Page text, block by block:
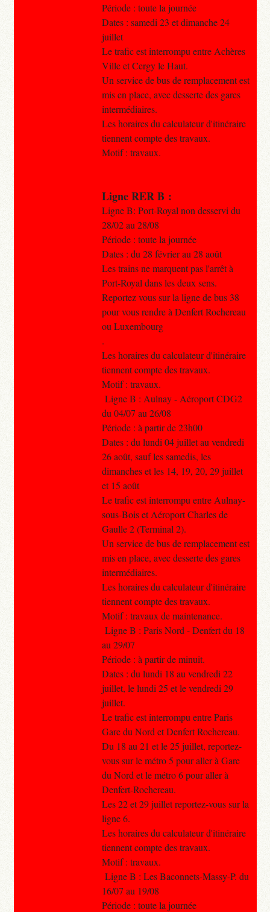
Période : toute la journée
Dates : samedi 23 et dimanche 24
juillet
Le trafic est interrompu entre Achères
Ville et Cergy le Haut.
Un service de bus de remplacement est
mis en place, avec desserte des gares
intermédiaires.
Les horaires du calculateur d'itinéraire
tiennent compte des travaux.
Motif : travaux.
Ligne RER B :
Ligne B: Port-Royal non desservi du
28/02 au 28/08
Période : toute la journée
Dates : du 28 février au 28 août
Les trains ne marquent pas l'arrêt à
Port-Royal dans les deux sens.
Reportez vous sur la ligne de bus 38
pour vous rendre à Denfert Rochereau
ou Luxembourg
.
Les horaires du calculateur d'itinéraire
tiennent compte des travaux.
Motif : travaux.
Ligne B : Aulnay - Aéroport CDG2
du 04/07 au 26/08
Période : à partir de 23h00
Dates : du lundi 04 juillet au vendredi
26 août, sauf les samedis, les
dimanches et les 14, 19, 20, 29 juillet
et 15 août
Le trafic est interrompu entre Aulnay-
sous-Bois et Aéroport Charles de
Gaulle 2 (Terminal 2).
Un service de bus de remplacement est
mis en place, avec desserte des gares
intermédiaires.
Les horaires du calculateur d'itinéraire
tiennent compte des travaux.
Motif : travaux de maintenance.
Ligne B : Paris Nord - Denfert du 18
au 29/07
Période : à partir de minuit.
Dates : du lundi 18 au vendredi 22
juillet, le lundi 25 et le vendredi 29
juillet.
Le trafic est interrompu entre Paris
Gare du Nord et Denfert Rochereau.
Du 18 au 21 et le 25 juillet, reportez-
vous sur le métro 5 pour aller à Gare
du Nord et le métro 6 pour aller à
Denfert-Rochereau.
Les 22 et 29 juillet reportez-vous sur la
ligne 6.
Les horaires du calculateur d'itinéraire
tiennent compte des travaux.
Motif : travaux.
Ligne B : Les Baconnets-Massy-P. du
16/07 au 19/08
Période : toute la journée